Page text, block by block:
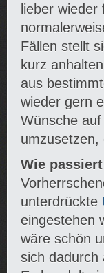
lieber
Fällen stellt
kurz
aus
wieder gern
Wünsche
umzusetzen,
Wie
unterdrückte
eingestehen
wäre schön
sich dadurch